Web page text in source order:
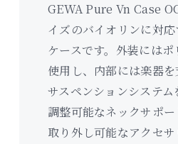
GEWA Pure Vn Case
イズのバイオリンに対
ケースです。外装には
使用し、内部には楽器
サスペンションシステム
調整可能なネックサポー
取り外し可能なアクセ